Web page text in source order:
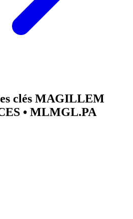
clés MAGILLEM
• MLMGL.PA